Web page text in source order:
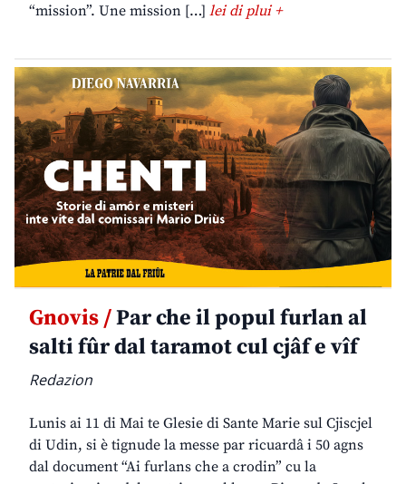
“mission”. Une mission […] lei di plui +
Gnovis /Par che il popul furlan al
salti fûr dal taramot cul cjâf e vîf
Redazion
Lunis ai 11 di Mai te Glesie di Sante Marie sul Cjiscjel
di Udin, si è tignude la messe par ricuardâ i 50 agns
dal document “Ai furlans che a crodin” cu la